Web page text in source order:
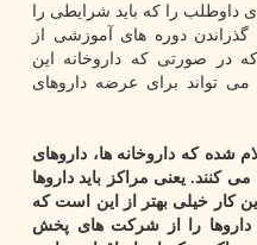
داوطلب را که باید شرایطی را
دوره های آموزشی از
در صورتی که داروخانه این
تواند برای عرضه داروهای
شده که داروخانه ها، داروهای
کنند. یعنی مراکز باید داروها
کار خیلی بهتر از این است که
داروها را از شرکت های پخش